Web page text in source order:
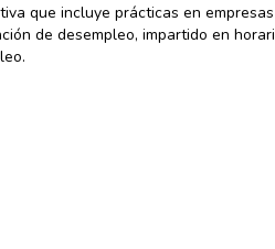
que incluye prácticas en
de desempleo, impartido en